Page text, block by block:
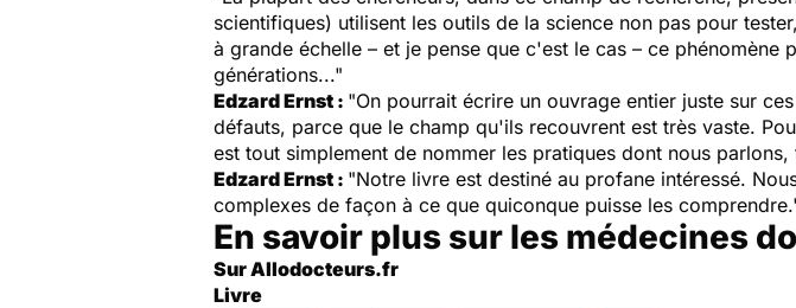
scientifiques) utilisent les outils de la science non pas pour
à grande échelle – et je pense que c'est le cas – ce
générations..."
Edzard Ernst : "On pourrait écrire un ouvrage entier juste sur
défauts, parce que le champ qu'ils recouvrent est très vaste.
est tout simplement de nommer les pratiques dont nous
Edzard Ernst : "Notre livre est destiné au profane intéressé.
complexes de façon à ce que quiconque puisse les
En savoir plus sur les médecines
Sur Allodocteurs.fr
Livre